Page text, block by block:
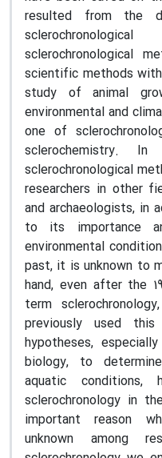
resulted from the
sclerochronological
scientific methods
study of animal
environmental and
one of
sclerochemistry.
sclerochronological
researchers in other
and archaeologists, in
to its importance
environmental
past, it is unknown to
hand, even after the
term
previously used
hypotheses,
biology, to
aquatic
sclerochronology in
important reason
unknown among